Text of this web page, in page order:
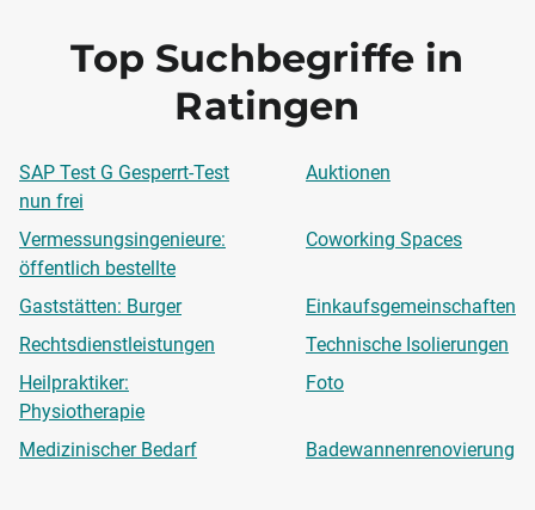
Top Suchbegriffe in
Ratingen
SAP Test G Gesperrt-Test
nun frei
Auktionen
Vermessungsingenieure:
öffentlich bestellte
Coworking Spaces
Gaststätten: Burger
Einkaufsgemeinschaften
Rechtsdienstleistungen
Technische Isolierungen
Heilpraktiker:
Physiotherapie
Foto
Medizinischer Bedarf Badewannenrenovierung